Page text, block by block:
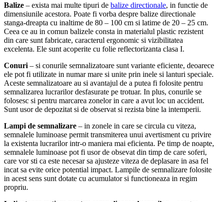
Balize – exista mai multe tipuri de balize directionale, in functie de
dimensiunile acestora. Poate fi vorba despre balize directionale
stanga-dreapta cu inaltime de 80 – 100 cm si latime de 20 – 25 cm.
Ceea ce au in comun balizele consta in materialul plastic rezistent
din care sunt fabricate, caracterul ergonomic si vizibilitatea
excelenta. Ele sunt acoperite cu folie reflectorizanta clasa I.
Conuri – si conurile semnalizatoare sunt variante eficiente, deoarece
ele pot fi utilizate in numar mare si unite prin inele si lanturi speciale.
Aceste semnalizatoare au si avantajul de a putea fi folosite pentru
semnalizarea lucrarilor desfasurate pe trotuar. In plus, conurile se
folosesc si pentru marcarea zonelor in care a avut loc un accident.
Sunt usor de depozitat si de observat si rezista bine la intemperii.
Lampi de semnalizare – in zonele in care se circula cu viteza,
semnalele luminoase permit transmiterea unui avertisment cu privire
la existenta lucrarilor intr-o maniera mai eficienta. Pe timp de noapte,
semnalele luminoase pot fi usor de obsevat din timp de care soferi,
care vor sti ca este necesar sa ajusteze viteza de deplasare in asa fel
incat sa evite orice potential impact. Lampile de semnalizare folosite
in acest sens sunt dotate cu acumulator si functioneaza in regim
propriu.